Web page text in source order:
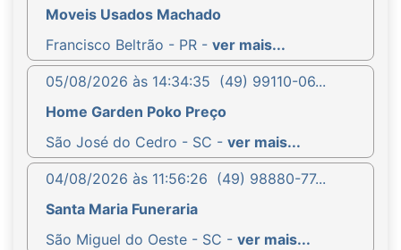
Moveis Usados Machado
Francisco Beltrão - PR - ver mais...
05/08/2026 às 14:34:35 (49) 99110-06...
Home Garden Poko Preço
São José do Cedro - SC - ver mais...
04/08/2026 às 11:56:26 (49) 98880-77...
Santa Maria Funeraria
São Miguel do Oeste - SC - ver mais...